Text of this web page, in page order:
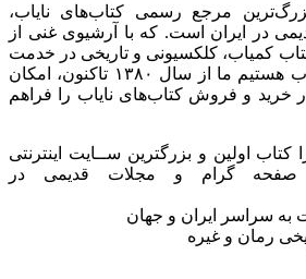
مرجع رسمی کتاب‌های نایاب،
در ایران است. که با آرشیوی غنی از
کمیاب، کلکسیونی و تاریخی در خدمت
دوست‌داران فرهنگ و ادب هستیم ما از سال ۱۳۸۰ تاکنون، امکان
خرید و فروش کتاب‌های نایاب را فراهم
کتاب اولین و بزرگترین ســایت اینترنتی
صفحه گرام و مجلات قدیمی در
به سراسر ایران و جهان
رمان و غیره